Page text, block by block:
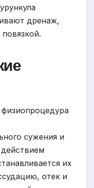
дренаж,
физиопроцедура
сужения и
их
отек и